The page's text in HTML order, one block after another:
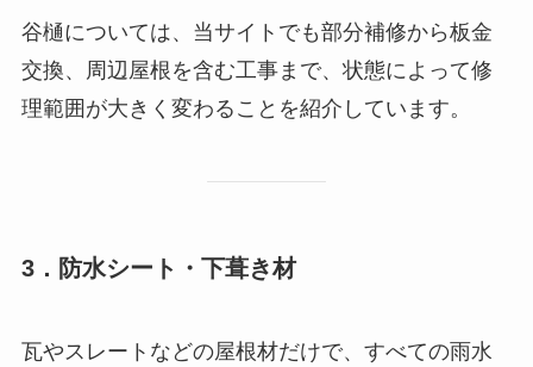
谷樋については、当サイトでも部分補修から板金
交換、周辺屋根を含む工事まで、状態によって修
理範囲が大きく変わることを紹介しています。
3．防水シート・下葺き材
瓦やスレートなどの屋根材だけで、すべての雨水